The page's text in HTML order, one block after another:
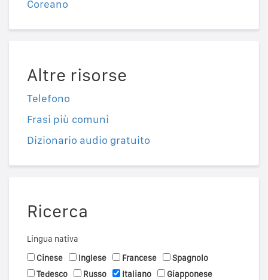
Coreano
Altre risorse
Telefono
Frasi più comuni
Dizionario audio gratuito
Ricerca
Lingua nativa
Cinese
Inglese Francese
Spagnolo
Tedesco
Russo Italiano
Giapponese